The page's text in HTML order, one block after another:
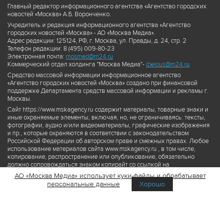
Главный редактор информационного агентства «Агентство городских
новостей «Москва» А.Б. Воронченко.
Учредитель и редакция информационного агентства «Агентство
городских новостей «Москва» - АО «Москва Медиа».
Адрес редакции: 125124, РФ, г. Москва, ул. Правды, д. 24, стр. 2
Телефон редакции: 8 (495) 009-80-23
Электронная почта: mosmed@m24.ru
Коммерческий отдел холдинга "Москва Медиа"- ibelous@m24.ru
Средство массовой информации информационное агентство
«Агентство городских новостей «Москва» создано при финансовой
поддержке Департамента средств массовой информации и рекламы г.
Москвы.
Сайт https://www.mskagency.ru содержит материалы, товарные знаки и
иные охраняемые элементы, включая, но, не ограничиваясь: тексты,
фотографии, аудио и/или видеоматериалы, графические изображения
и пр., которые охраняются в соответствии с законодательством
Российской Федерации об авторском праве и смежных правах. Любое
использование материалов сайта www.mskagency.ru , в том числе,
копирование, распространение или опубликование, обязательно
должно сопровождаться знаком копирайт со ссылкой на
правообладателя © АО «Москва Медиа», а также гиперссылкой на сайт
www.mskagency.ru как на первоисточник информации. Переработка
материалов сайта www.mskagency.ru не допускается.
АО «Москва Медиа» использует куки-файлы и обрабатывает
персональные данные
Хорошо